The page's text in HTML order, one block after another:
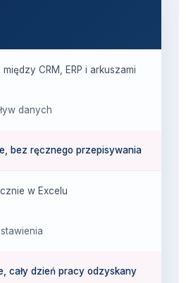
CRM, ERP i arkuszami
danych
bez ręcznego przepisywania
w Excelu
cały dzień pracy odzyskany